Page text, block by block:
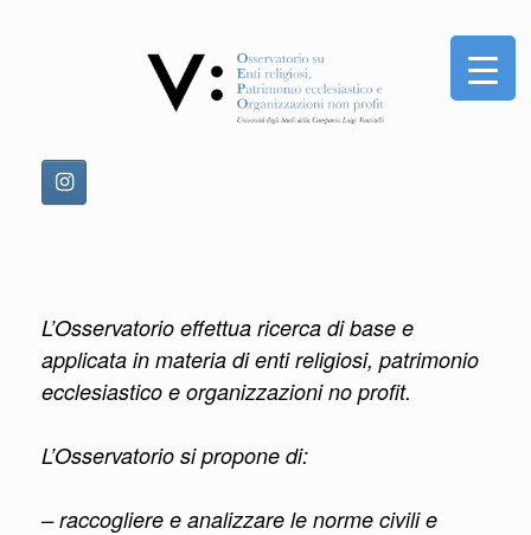
L’Osservatorio effettua ricerca di base e
applicata in materia di enti religiosi, patrimonio
ecclesiastico e organizzazioni no profit.
L’Osservatorio si propone di:
– raccogliere e analizzare le norme civili e